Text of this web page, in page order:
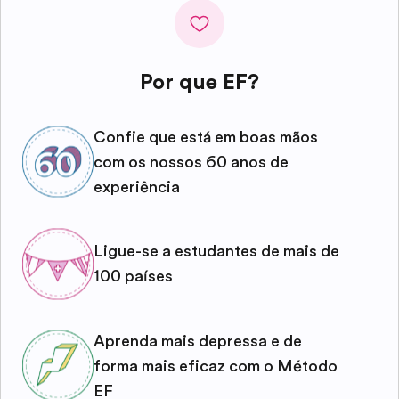
Por que EF?
Confie que está em boas mãos
com os nossos 60 anos de
experiência
Ligue-se a estudantes de mais de
100 países
Aprenda mais depressa e de
forma mais eficaz com o Método
EF